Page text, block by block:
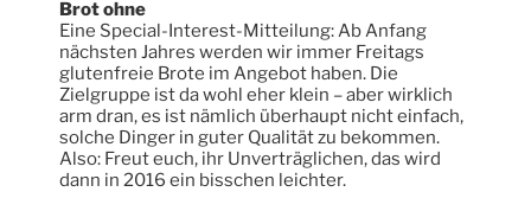
Brot ohne
Eine Special-Interest-Mitteilung: Ab Anfang
nächsten Jahres werden wir immer Freitags
glutenfreie Brote im Angebot haben. Die
Zielgruppe ist da wohl eher klein – aber wirklich
arm dran, es ist nämlich überhaupt nicht einfach,
solche Dinger in guter Qualität zu bekommen.
Also: Freut euch, ihr Unverträglichen, das wird
dann in 2016 ein bisschen leichter.